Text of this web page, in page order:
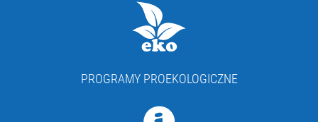
PROGRAMY PROEKOLOGICZNE